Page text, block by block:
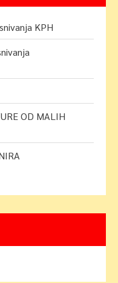
KPH
OD MALIH